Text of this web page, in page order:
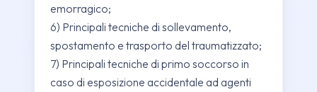
emorragico;
6) Principali tecniche di sollevamento,
spostamento e trasporto del traumatizzato;
7) Principali tecniche di primo soccorso in
caso di esposizione accidentale ad agenti